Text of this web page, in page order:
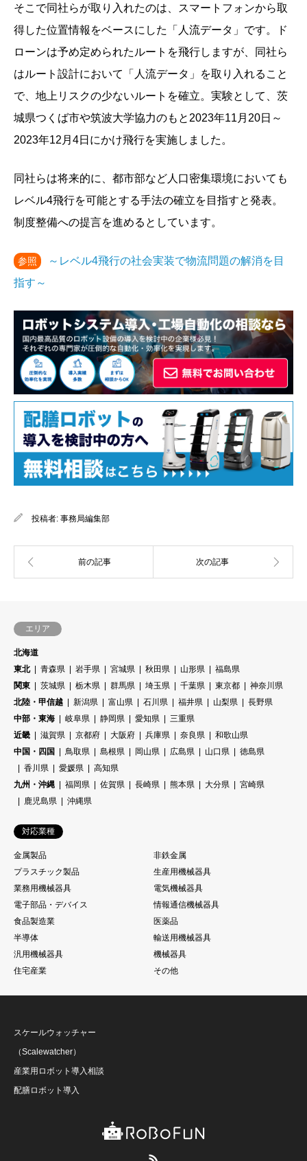
そこで同社らが取り入れたのは、スマートフォンから取
得した位置情報をベースにした「人流データ」です。ド
ローンは予め定められたルートを飛行しますが、同社ら
はルート設計において「人流データ」を取り入れること
で、地上リスクの少ないルートを確立。実験として、茨
城県つくば市や筑波大学協力のもと2023年11月20日～
2023年12月4日にかけ飛行を実施しました。
同社らは将来的に、都市部など人口密集環境においても
レベル4飛行を可能とする手法の確立を目指すと発表。
制度整備への提言を進めるとしています。
参照
～レベル4飛行の社会実装で物流問題の解消を目
指す～
投稿者: 事務局編集部
エリア
北海道
東北
青森県 岩手県 宮城県 秋田県 山形県
福島県
関東
茨城県 栃木県 群馬県 埼玉県 千葉県 東京都
神奈川県
北陸・甲信越
新潟県 富山県 石川県 福井県 山梨県
長野県
中部・東海
岐阜県 静岡県 愛知県
三重県
近畿
滋賀県 京都府 大阪府 兵庫県 奈良県
和歌山県
中国・四国
鳥取県 島根県 岡山県 広島県 山口県
徳島県
香川県
愛媛県
高知県
九州・沖縄
福岡県 佐賀県 長崎県 熊本県 大分県
宮崎県
鹿児島県
沖縄県
対応業種
金属製品
非鉄金属
プラスチック製品
生産用機械器具
業務用機械器具
電気機械器具
電子部品・デバイス
情報通信機械器具
食品製造業
医薬品
半導体
輸送用機械器具
汎用機械器具
機械器具
住宅産業
その他
スケールウォッチャー
（Scalewatcher）
産業用ロボット導入相談
配膳ロボット導入